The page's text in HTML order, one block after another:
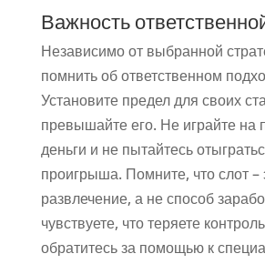
Важность
Независимо от выбранной
помнить об ответственном
Установите предел для своих
превышайте его. Не играйте на
деньги и не пытайтесь
проигрыша. Помните, что слот –
развлечение, а не способ
чувствуете, что теряете
обратитесь за помощью к